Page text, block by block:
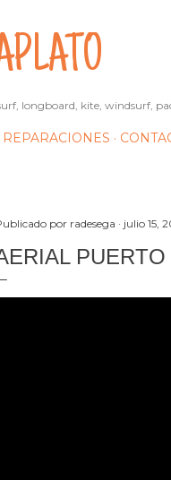
longboard, kite, windsurf,
REPARACIONES
por radesega julio 15,